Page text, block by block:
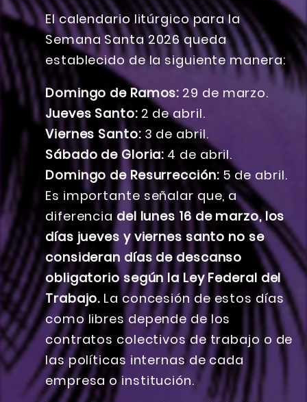
El calendario litúrgico para la
Semana Santa 2026 queda
establecido de la siguiente manera:
Domingo de Ramos: 29 de marzo.
Jueves Santo:2 de abril.
Viernes Santo:3 de abril.
Sábado de Gloria: 4 de abril.
Domingo de Resurrección:5 de abril.
Es importante señalar que, a
diferencia del lunes 16 de marzo, los
días jueves y viernes santo no se
consideran días de descanso
obligatorio según la Ley Federal del
Trabajo. La concesión de estos días
como libres depende de los
contratos colectivos de trabajo o de
las políticas internas de cada
empresa o institución.